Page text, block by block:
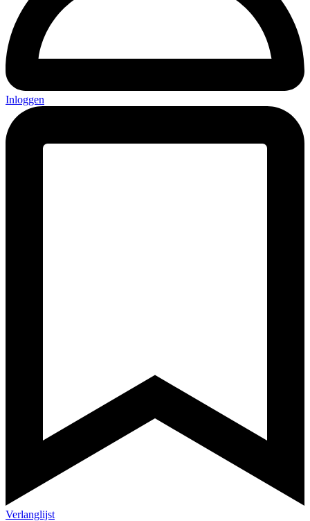
Inloggen
Verlanglijst